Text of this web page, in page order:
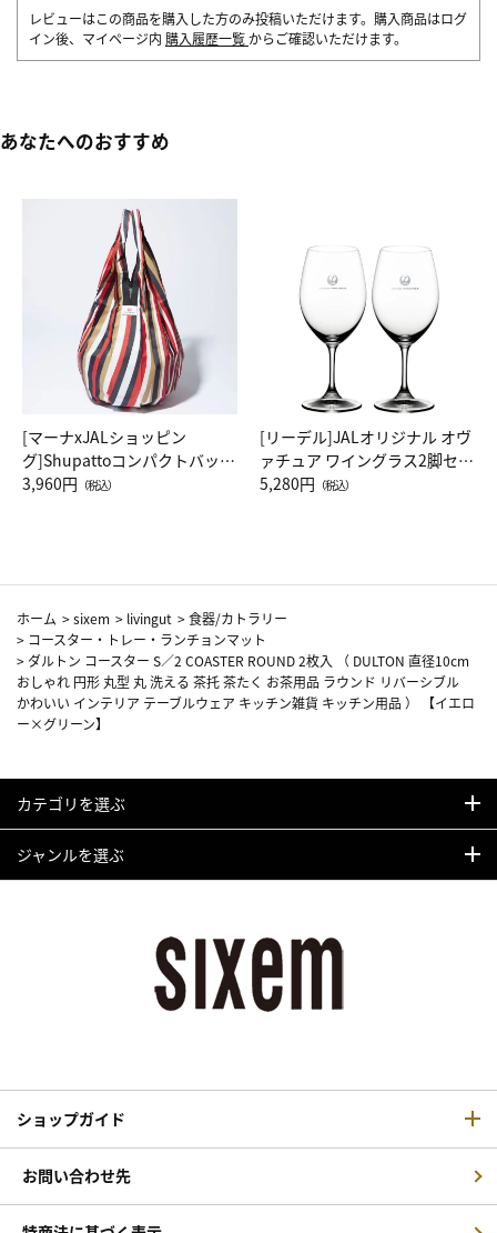
レビューはこの商品を購入した方のみ投稿いただけます。購入商品はログ
イン後、マイページ内 購入履歴一覧 からご確認いただけます。
あなたへのおすすめ
[マーナxJALショッピン
グ]Shupattoコンパクトバッグ
Drop JAL客室乗務員（LC）ス
3,960円 （税込）
[リーデル]JALオリジナル オヴ
ァチュア ワイングラス2脚セッ
ト（レッドワイン）
5,280円 （税込）
ホーム >sixem > livingut >食器/カトラリー
> コースター・トレー・ランチョンマット
> ダルトン コースター S／2 COASTER ROUND 2枚入 （ DULTON 直径10cm
おしゃれ 円形 丸型 丸 洗える 茶托 茶たく お茶用品 ラウンド リバーシブル
かわいい インテリア テーブルウェア キッチン雑貨 キッチン用品 ） 【イエロ
ー×グリーン】
カテゴリを選ぶ
ジャンルを選ぶ
ショップガイド
お問い合わせ先